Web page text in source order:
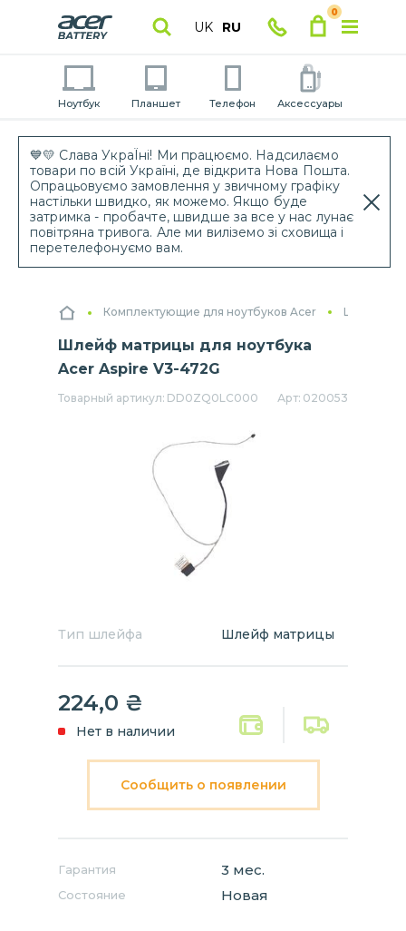
💙💛 Слава УкраЇні! Ми працюємо. Надсилаємо
товари по всій Україні, де відкрита Нова Пошта.
Опрацьовуємо замовлення у звичному графіку
настільки швидко, як можемо. Якщо буде
затримка - пробачте, швидше за все у нас лунає
повітряна тривога. Але ми виліземо зі сховища і
перетелефонуємо вам.
UK RU
0
Ноутбук Планшет Телефон Аксессуары
Комплектующие для ноутбуков Acer Шлейфы
Шлейф матрицы для ноутбука
Acer Aspire V3-472G
Товарный артикул: DD0ZQ0LC000 Арт: 020053
Тип шлейфа Шлейф матрицы
224,0 ₴
Нет в наличии
Сообщить о появлении
Гарантия 3 мес.
Состояние Новая